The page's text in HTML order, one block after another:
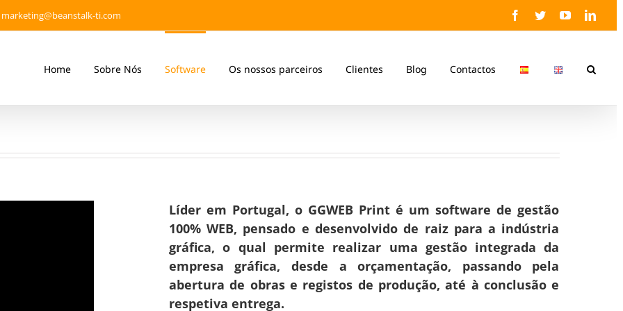
marketing@beanstalk-ti.com Facebook
TwitterYouTube
Home Sobre Nós Software Os nossos parceiros Clientes Blog Contactos
Líder em Portugal, o GGWEB Print é um software de gestão
100% WEB, pensado e desenvolvido de raiz para a indústria
gráfica, o qual permite realizar uma gestão integrada da
empresa gráfica, desde a orçamentação, passando pela
abertura de obras e registos de produção, até à conclusão e
respetiva entrega.